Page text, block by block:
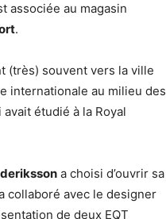
associée au magasin
.
(très) souvent vers la ville
internationale au milieu des
étudié à la Royal
a choisi d’ouvrir sa
collaboré avec le designer
de deux EQT